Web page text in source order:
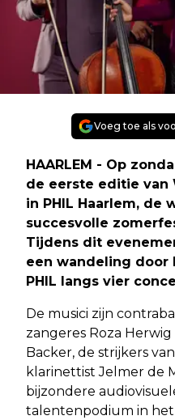
Voeg toe als
HAARLEM - Op
de eerste editie van
in PHIL Haarlem, de
succesvolle
Tijdens dit
een wandeling door
PHIL langs vier
De musici zijn
zangeres Roza
Backer, de strijkers
klarinettist Jelmer de
bijzondere
talentenpodium in